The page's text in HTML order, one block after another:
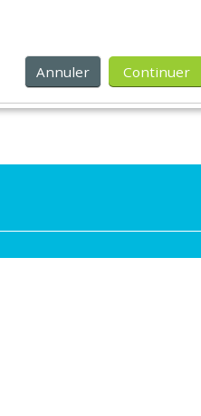
Annuler Continuer